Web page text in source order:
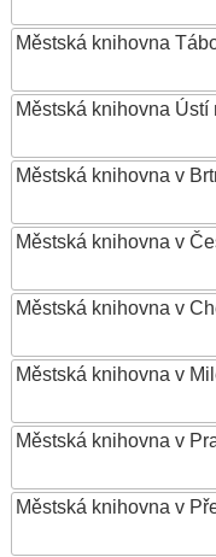
Městská knihovna
Městská knihovna Ústí
Městská knihovna v
Městská knihovna v
Městská knihovna v
Městská knihovna v
Městská knihovna v
Městská knihovna v